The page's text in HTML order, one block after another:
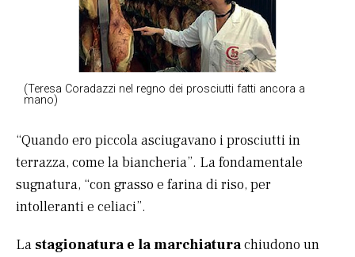
(Teresa Coradazzi nel regno dei prosciutti fatti ancora a
mano)
“Quando ero piccola asciugavano i prosciutti in
terrazza, come la biancheria”. La fondamentale
sugnatura, “con grasso e farina di riso, per
intolleranti e celiaci”.
La stagionatura e la marchiaturachiudono un